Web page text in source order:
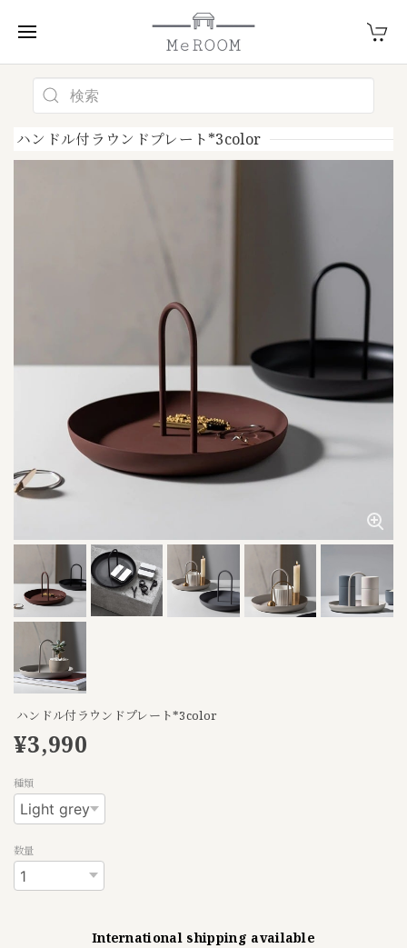
ハンドル付ラウンドプレート*3color
ハンドル付ラウンドプレート*3color
¥3,990
種類
数量
International shipping available